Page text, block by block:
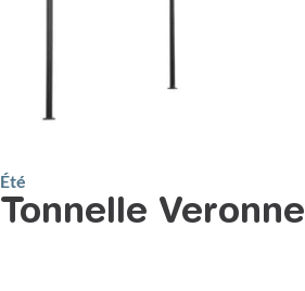
Été
Tonnelle Veronne